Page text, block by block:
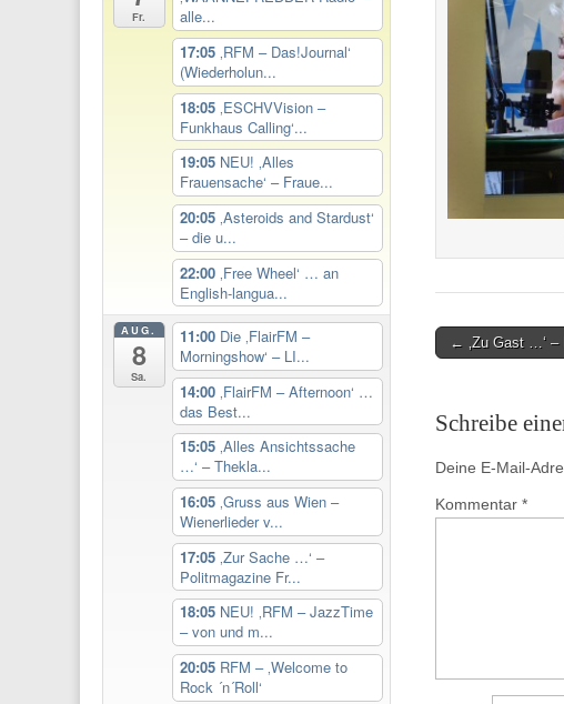
Post← ‚Zu Gast …‘ –
Schreibe
Deine E-Mail-
Kommentar *
Fr.
alle...
17:05 ‚RFM – Das!Journal‘
(Wiederholun...
18:05 ‚ESCHVVision –
Funkhaus Calling‘...
19:05 NEU! ‚Alles
Frauensache‘ – Fraue...
20:05 ‚Asteroids and Stardust‘
– die u...
22:00 ‚Free Wheel‘ … an
English-langua...
AUG.
8
Sa.
11:00 Die ‚FlairFM –
Morningshow‘ – LI...
14:00 ‚FlairFM – Afternoon‘ …
das Best...
15:05 ‚Alles Ansichtssache
…‘ – Thekla...
16:05 ‚Gruss aus Wien –
Wienerlieder v...
17:05 ‚Zur Sache …‘ –
Politmagazine Fr...
18:05 NEU! ‚RFM – JazzTime
– von und m...
20:05 RFM – ‚Welcome to
Rock ´n´Roll‘